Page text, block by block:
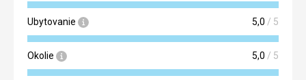
Ubytovanie 5,0 / 5
Okolie 5,0 / 5